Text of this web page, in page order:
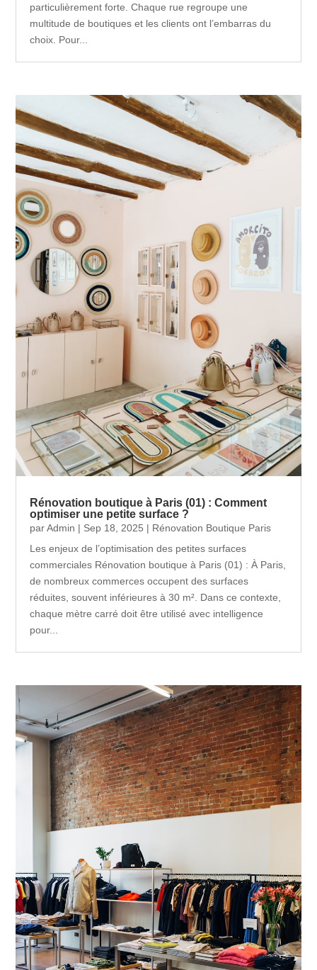
particulièrement forte. Chaque rue regroupe une
multitude de boutiques et les clients ont l’embarras du
choix. Pour...
Rénovation boutique à Paris (01) : Comment
optimiser une petite surface ?
parAdmin | Sep 18, 2025 | Rénovation Boutique Paris
Les enjeux de l’optimisation des petites surfaces
commerciales Rénovation boutique à Paris (01) : À Paris,
de nombreux commerces occupent des surfaces
réduites, souvent inférieures à 30 m². Dans ce contexte,
chaque mètre carré doit être utilisé avec intelligence
pour...